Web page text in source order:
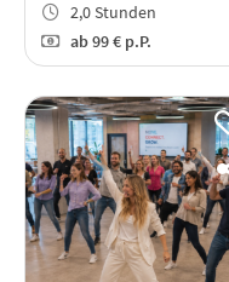
2,0 Stunden
ab99 € p.P.